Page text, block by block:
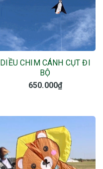
DIỀU CHIM CÁNH CỤT ĐI
BỘ
650.000₫